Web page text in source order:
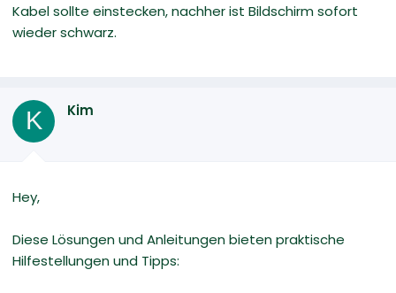
Kabel sollte einstecken, nachher ist Bildschirm sofort
wieder schwarz.
K Kim
Hey,
Diese Lösungen und Anleitungen bieten praktische
Hilfestellungen und Tipps: